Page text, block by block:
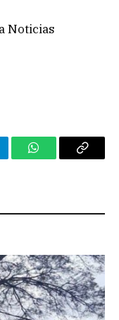
Noticias
WhatsAppCopy